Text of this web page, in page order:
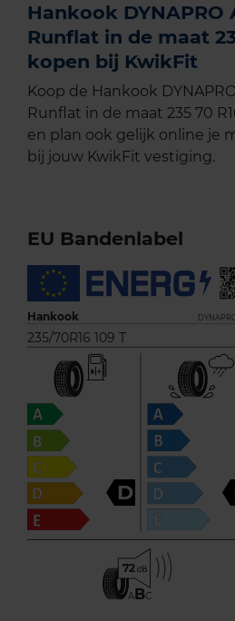
Hankook DYNAPRO
Runflat in de maat
kopen bij KwikFit
Koop de Hankook
Runflat in de maat 235 70
en plan ook gelijk online je
bij jouw KwikFit vestiging.
EU Bandenlabel
Hankook
235/70R16 109 T
D
72
ABC